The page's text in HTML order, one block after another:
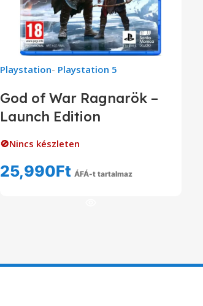
Playstation- Playstation 5
God of War Ragnarök –
Launch Edition
🚫Nincs készleten
25,990Ft ÁFÁ-t tartalmaz